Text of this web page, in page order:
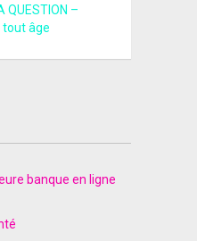
QUESTION –
tout âge
banque en ligne